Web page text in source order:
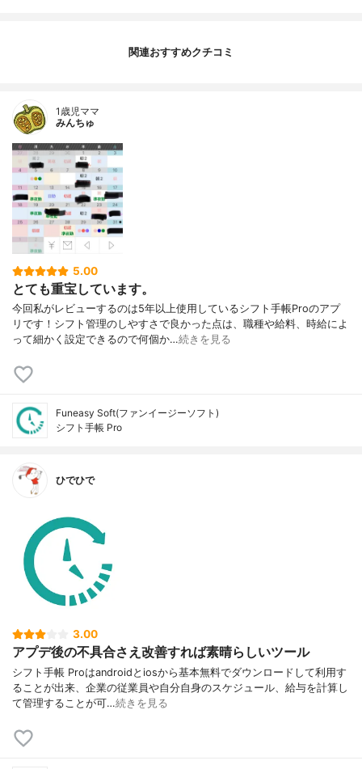
関連おすすめクチコミ
1歳児ママ
みんちゅ
5.00
とても重宝しています。
今回私がレビューするのは5年以上使用しているシフト手帳Proのアプ
リです！シフト管理のしやすさで良かった点は、職種や給料、時給によ
って細かく設定できるので何個か…続きを見る
Funeasy Soft(ファンイージーソフト)
シフト手帳 Pro
ひでひで
3.00
アプデ後の不具合さえ改善すれば素晴らしいツール
シフト手帳 Proはandroidとiosから基本無料でダウンロードして利用す
ることが出来、企業の従業員や自分自身のスケジュール、給与を計算し
て管理することが可…続きを見る